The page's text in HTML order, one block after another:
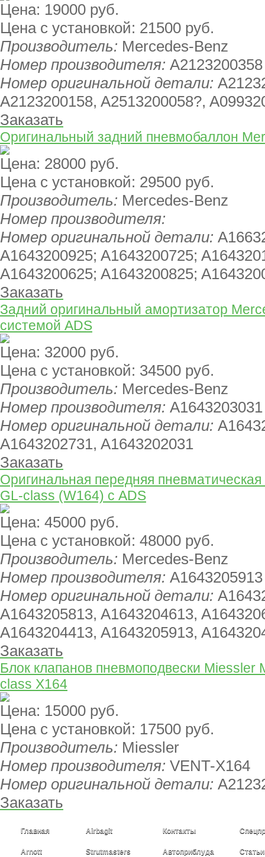
Цена: 19000 руб.
Цена с установкой: 21500 руб.
Производитель: Mercedes-Benz
Номер производителя: A2123200358
Номер оригинальной детали:
A2123200158, A2513200058?,
Заказать
Оригинальный задний пневмобаллон
Цена: 28000 руб.
Цена с установкой: 29500 руб.
Производитель: Mercedes-Benz
Номер производителя:
Номер оригинальной детали:
A1643200925; A1643200725;
A1643200625; A1643200825;
Заказать
Задний оригинальный амортизатор
системой ADS
Цена: 32000 руб.
Цена с установкой: 34500 руб.
Производитель: Mercedes-Benz
Номер производителя: A1643203031
Номер оригинальной детали:
A1643202731, A1643202031
Заказать
Оригинальная передняя
GL-class (W164) с ADS
Цена: 45000 руб.
Цена с установкой: 48000 руб.
Производитель: Mercedes-Benz
Номер производителя: A1643205913
Номер оригинальной детали:
A1643205813, A1643204613,
A1643204413, A1643205913,
Заказать
Блок клапанов пневмоподвески Miessler
class X164
Цена: 15000 руб.
Цена с установкой: 17500 руб.
Производитель: Miessler
Номер производителя: VENT-X164
Номер оригинальной детали:
Заказать
Главная Airbagit Контакты
Arnott Strutmasters Автоприблуда Статьи